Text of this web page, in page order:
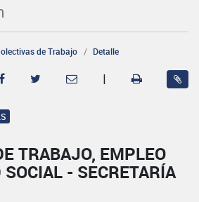
de Trabajo Detalle
|
TRABAJO, EMPLEO
- SECRETARÍA